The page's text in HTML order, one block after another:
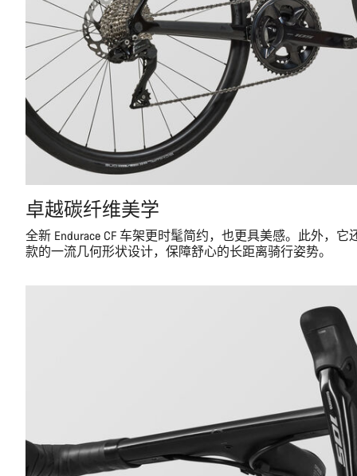
卓越碳纤维美学
全新 Endurace CF 车架更时髦简约，也更具美感。此外，它
款的一流几何形状设计，保障舒心的长距离骑行姿势。